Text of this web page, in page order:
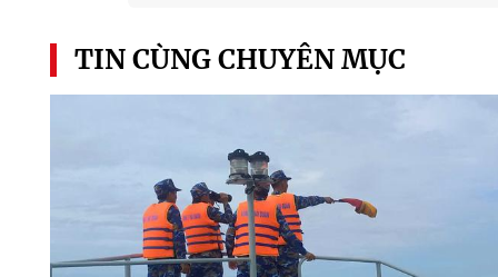
TIN CÙNG CHUYÊN MỤC